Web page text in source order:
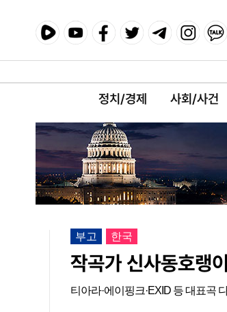
정치/경제 사회/사건
부고 한국
작곡가 신사동호랭
티아라·에이핑크·EXID 등 대표곡